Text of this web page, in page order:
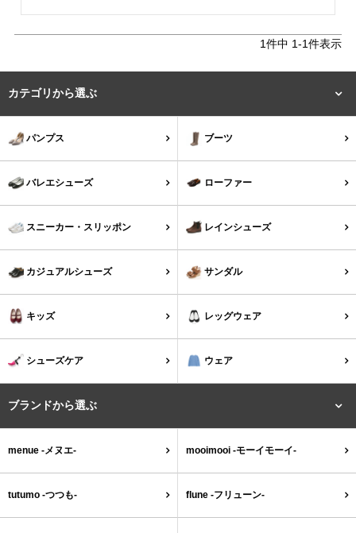
パンプス
バレエシューズ ローファー レディース
スニーカー・スリッポン レインシューズ
カジュアルシューズ モカシン
サンダル キッズ
シューズケア ウェア
セール会場
ブランドから選ぶ
menue -メヌエ- mooimooi -モーイモーイ-
tutumo -つつも- flune -フリューン-
1件中 1-1件表示
カテゴリから選ぶ
パンプス ブーツ
バレエシューズ ローファー
スニーカー・スリッポン レインシューズ
カジュアルシューズ サンダル
キッズ レッグウェア
シューズケア ウェア
ブランドから選ぶ
menue -メヌエ- mooimooi -モーイモーイ-
tutumo -つつも- flune -フリューン-